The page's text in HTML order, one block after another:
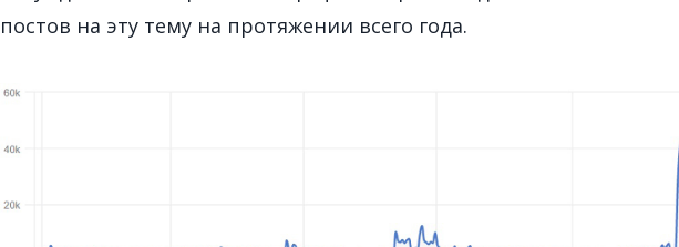
постов на эту тему на протяжении всего года.